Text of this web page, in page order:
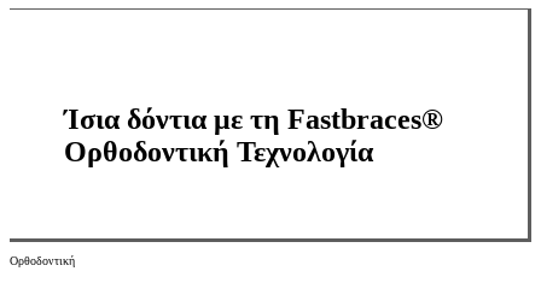
Ίσια δόντια με τη Fastbraces®
Ορθοδοντική Τεχνολογία
Ορθοδοντική